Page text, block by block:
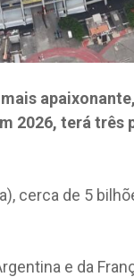
2026, terá três
cerca de 5
e da